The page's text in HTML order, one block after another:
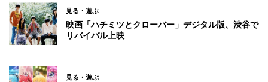
見る・遊ぶ
映画「ハチミツとクローバー」デジタル版、渋谷で
リバイバル上映
見る・遊ぶ